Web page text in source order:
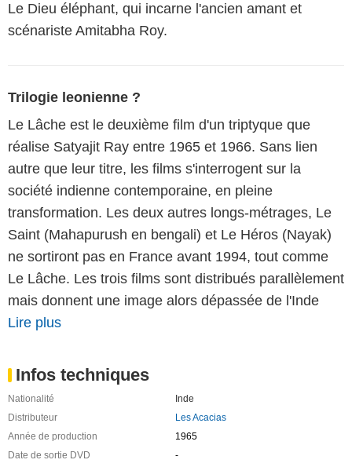
Le Dieu éléphant, qui incarne l'ancien amant et
scénariste Amitabha Roy.
Trilogie leonienne ?
Le Lâche est le deuxième film d'un triptyque que
réalise Satyajit Ray entre 1965 et 1966. Sans lien
autre que leur titre, les films s'interrogent sur la
société indienne contemporaine, en pleine
transformation. Les deux autres longs-métrages, Le
Saint (Mahapurush en bengali) et Le Héros (Nayak)
ne sortiront pas en France avant 1994, tout comme
Le Lâche. Les trois films sont distribués parallèlement
mais donnent une image alors dépassée de l'Inde
Lire plus
Infos techniques
Nationalité
Inde
Distributeur
Les Acacias
Année de production
1965
Date de sortie DVD
-